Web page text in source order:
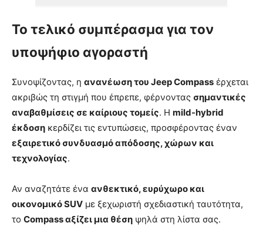
Το τελικό συμπέρασμα για τον
υποψήφιο αγοραστή
Συνοψίζοντας, η ανανέωση του Jeep Compass έρχεται
ακριβώς τη στιγμή που έπρεπε, φέρνοντας σημαντικές
αναβαθμίσεις σε καίριους τομείς. Η mild-hybrid
έκδοση κερδίζει τις εντυπώσεις, προσφέροντας έναν
εξαιρετικό συνδυασμό απόδοσης, χώρων και
τεχνολογίας.
Αν αναζητάτε ένα ανθεκτικό, ευρύχωρο και
οικονομικό SUV με ξεχωριστή σχεδιαστική ταυτότητα,
το Compass αξίζει μια θέση ψηλά στη λίστα σας.